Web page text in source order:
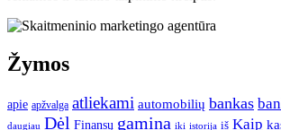
Žymos
apie apžvalga atliekami automobilių bankas
daugiau Dėl Finansų gamina iki istorija iš Kaip